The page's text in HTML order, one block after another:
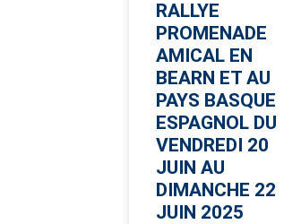
RALLYE
PROMENADE
AMICAL EN
BEARN ET AU
PAYS BASQUE
ESPAGNOL DU
VENDREDI 20
JUIN AU
DIMANCHE 22
JUIN 2025